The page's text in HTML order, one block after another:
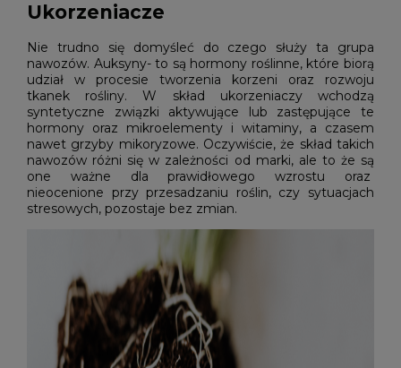
Ukorzeniacze
Nie trudno się domyśleć do czego służy ta grupa
nawozów. Auksyny- to są hormony roślinne, które biorą
udział w procesie tworzenia korzeni oraz rozwoju
tkanek rośliny. W skład ukorzeniaczy wchodzą
syntetyczne związki aktywujące lub zastępujące te
hormony oraz mikroelementy i witaminy, a czasem
nawet grzyby mikoryzowe. Oczywiście, że skład takich
nawozów różni się w zależności od marki, ale to że są
one ważne dla prawidłowego wzrostu oraz
nieocenione przy przesadzaniu roślin, czy sytuacjach
stresowych, pozostaje bez zmian.